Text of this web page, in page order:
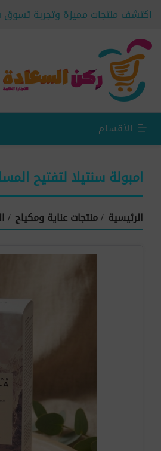
اكتشف منتجات مميزة وتجربة
الأقسام
امبولة سنتيلا لتفتيح
الرئيسية /منتجات عناية ومكياج /